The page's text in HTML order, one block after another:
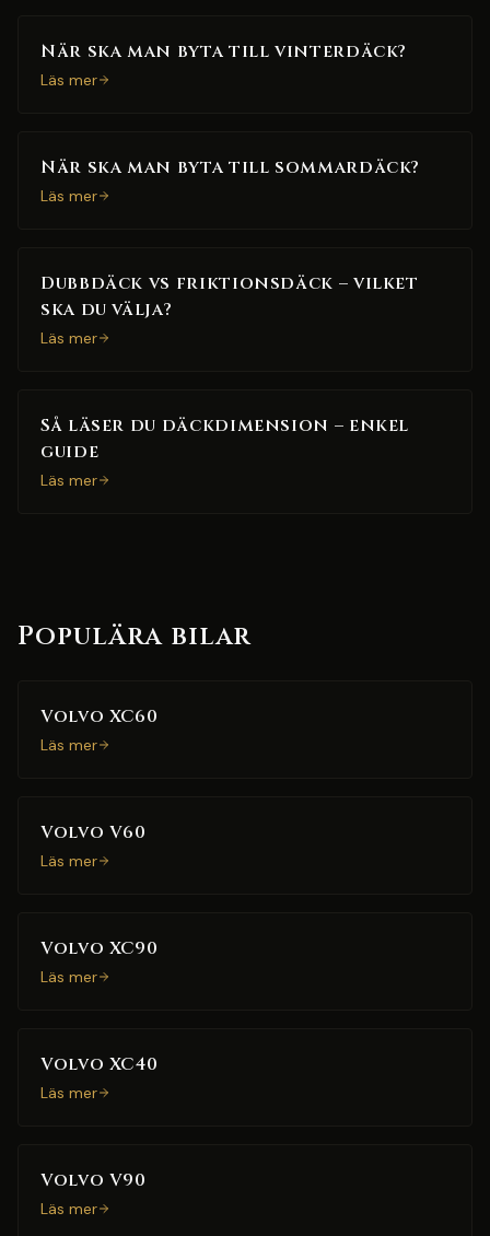
När ska man byta till vinterdäck?
Läs mer
När ska man byta till sommardäck?
Läs mer
Dubbdäck vs friktionsdäck – vilket
ska du välja?
Läs mer
Så läser du däckdimension – enkel
guide
Läs mer
Populära bilar
Volvo XC60
Läs mer
Volvo V60
Läs mer
Volvo XC90
Läs mer
Volvo XC40
Läs mer
Volvo V90
Läs mer